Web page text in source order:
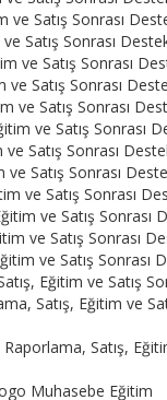
ve Satış Sonrası
Satış Sonrası
ve Satış Sonrası
ve Satış Sonrası
ve Satış Sonrası
ve Satış Sonrası
Satış Sonrası
Satış Sonrası
ve Satış Sonrası
ve Satış Sonrası
ve Satış Sonrası
ve Satış Sonrası
Eğitim ve Satış
Satış, Eğitim ve
Satış,
Muhasebe Eğitim